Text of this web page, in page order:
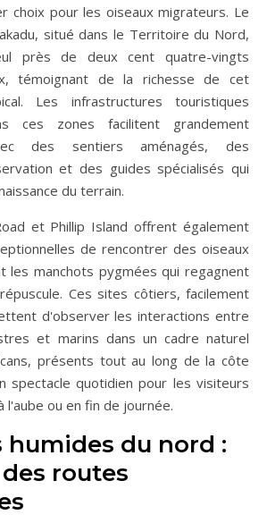
choix pour les oiseaux migrateurs. Le
situé dans le Territoire du Nord,
près de deux cent quatre-vingts
témoignant de la richesse de cet
Les infrastructures touristiques
ces zones facilitent grandement
des sentiers aménagés, des
et des guides spécialisés qui
du terrain.
et Phillip Island offrent également
de rencontrer des oiseaux
les manchots pygmées qui regagnent
Ces sites côtiers, facilement
d'observer les interactions entre
et marins dans un cadre naturel
présents tout au long de la côte
spectacle quotidien pour les visiteurs
l'aube ou en fin de journée.
humides du nord :
routes